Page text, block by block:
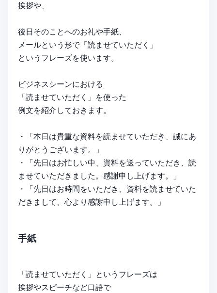
挨拶や、
後日そのことへのお礼や手紙、
メールという形で「読ませていただく」
というフレーズを使います。
ビジネスシーンにおける
「読ませていただく」を使った
例文を紹介しておきます。
・「本日は貴重な資料を読ませていただき、誠にあ
りがとうございます。」
・「先日はお忙しい中、資料を送っていただき、読
ませていただきました。感謝申し上げます。」
・「先日はお時間をいただき、資料を読ませていた
だきまして、心より感謝申し上げます。」
手紙
「読ませていただく」というフレーズは
挨拶やスピーチなど口語で